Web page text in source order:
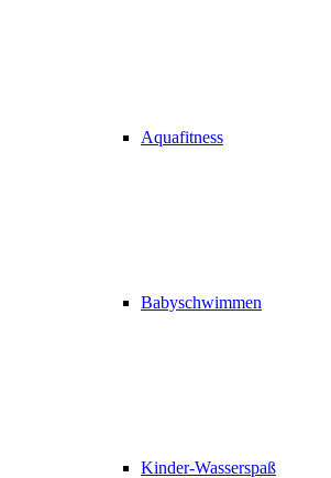
Aquafitness
Babyschwimmen
Kinder-Wasserspaß